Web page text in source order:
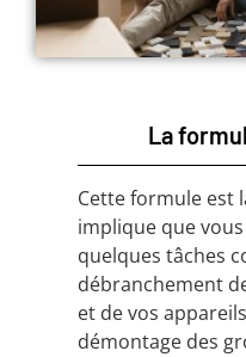
La
Cette formule est
implique que
quelques tâches
débranchement
et de vos
démontage des